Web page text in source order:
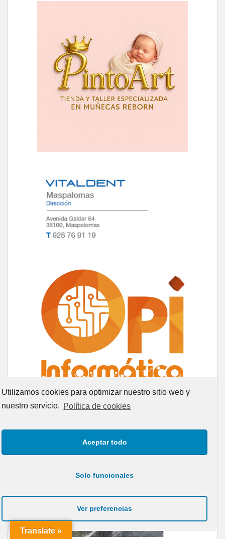
Utilizamos cookies para optimizar nuestro sitio web y
nuestro servicio. Política de cookies
Aceptar todo
Solo funcionales
Ver preferencias
RED CANARIA DE ANIMALES SIN HOGAR » Adopta, no le
abandones y cuídale responsablemente. Difunde aquí un
Translate »